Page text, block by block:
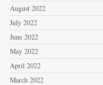
August 2022
July 2022
June 2022
May 2022
April 2022
March 2022